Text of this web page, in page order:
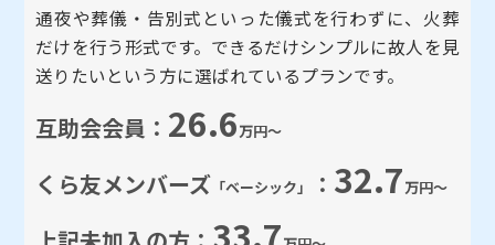
通夜や葬儀・告別式といった儀式を行わずに、火葬
だけを行う形式です。できるだけシンプルに故人を見
送りたいという方に選ばれているプランです。
互助会会員： 26.6万円～
くら友メンバーズ 「ベーシック」 ： 32.7万円～